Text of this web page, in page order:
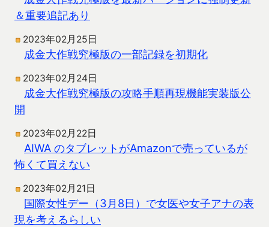
＆重要追記あり
2023年02月25日
成金大作戦究極版の一部記録を初期化
2023年02月24日
成金大作戦究極版の攻略手順再現機能実装版公
開
2023年02月22日
AIWA のタブレットがAmazonで売っているが
怖くて買えない
2023年02月21日
国際女性デー（3月8日）で女医や女子アナの表
現を考えるらしい